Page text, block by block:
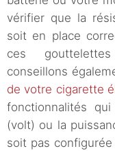
vérifier que la
soit en place
ces
conseillons
de votre cigarette
fonctionnalités
(volt) ou la
soit pas